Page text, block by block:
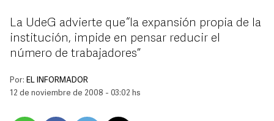
La UdeG advierte que “la expansión propia de la
institución, impide en pensar reducir el
número de trabajadores”
Por: EL INFORMADOR
12 de noviembre de 2008 - 03:02 hs